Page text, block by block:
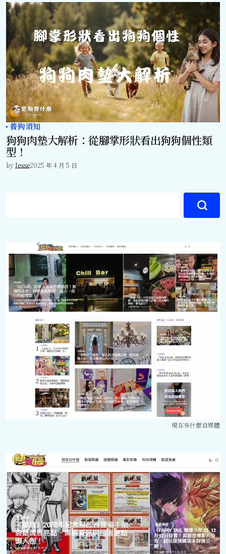
養狗須知
狗狗肉墊大解析：從腳掌形狀看出狗狗個性類
型！
byJesse2025 年 4 月 5 日
現在夯什麼自媒體